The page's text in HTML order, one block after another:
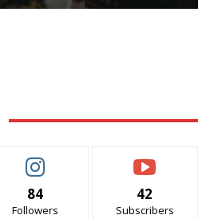
84
Followers
42
Subscribers